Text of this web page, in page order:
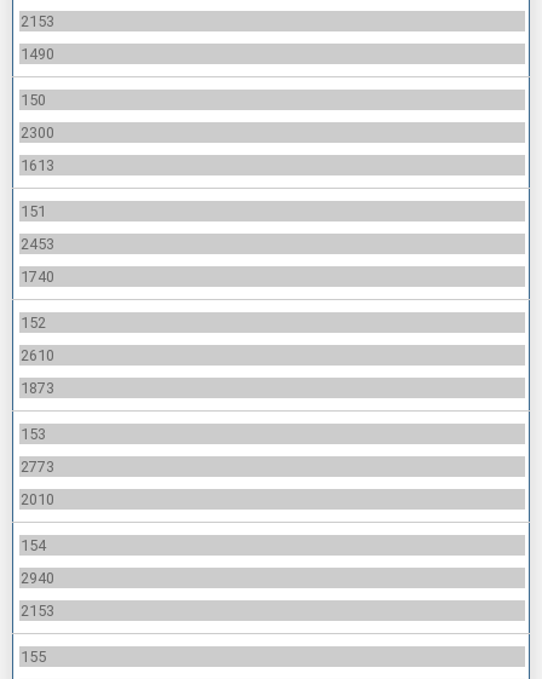
2153
1490
150
2300
1613
151
2453
1740
152
2610
1873
153
2773
2010
154
2940
2153
155